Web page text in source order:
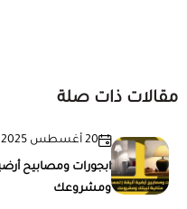
مقالات ذات صلة
20 أغسطس 2025
ابجورات ومصابيح
ومشروعك